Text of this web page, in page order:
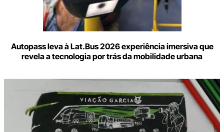
Autopass leva à Lat.Bus 2026 experiência imersiva que
revela a tecnologia por trás da mobilidade urbana